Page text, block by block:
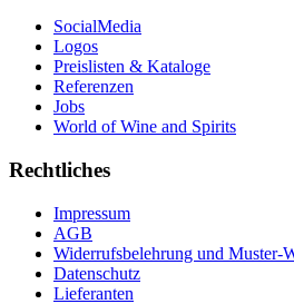
SocialMedia
Logos
Preislisten & Kataloge
Referenzen
Jobs
World of Wine and Spirits
Rechtliches
Impressum
AGB
Widerrufsbelehrung und Muster-
Datenschutz
Lieferanten